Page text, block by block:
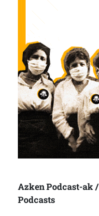
Azken Podcast-ak
Podcasts